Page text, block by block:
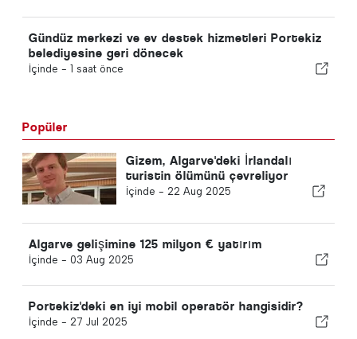
Gündüz merkezi ve ev destek hizmetleri Portekiz
belediyesine geri dönecek
İçinde - 1 saat önce
Popüler
Gizem, Algarve'deki İrlandalı
turistin ölümünü çevreliyor
İçinde - 22 Aug 2025
Algarve gelişimine 125 milyon € yatırım
İçinde - 03 Aug 2025
Portekiz'deki en iyi mobil operatör hangisidir?
İçinde - 27 Jul 2025